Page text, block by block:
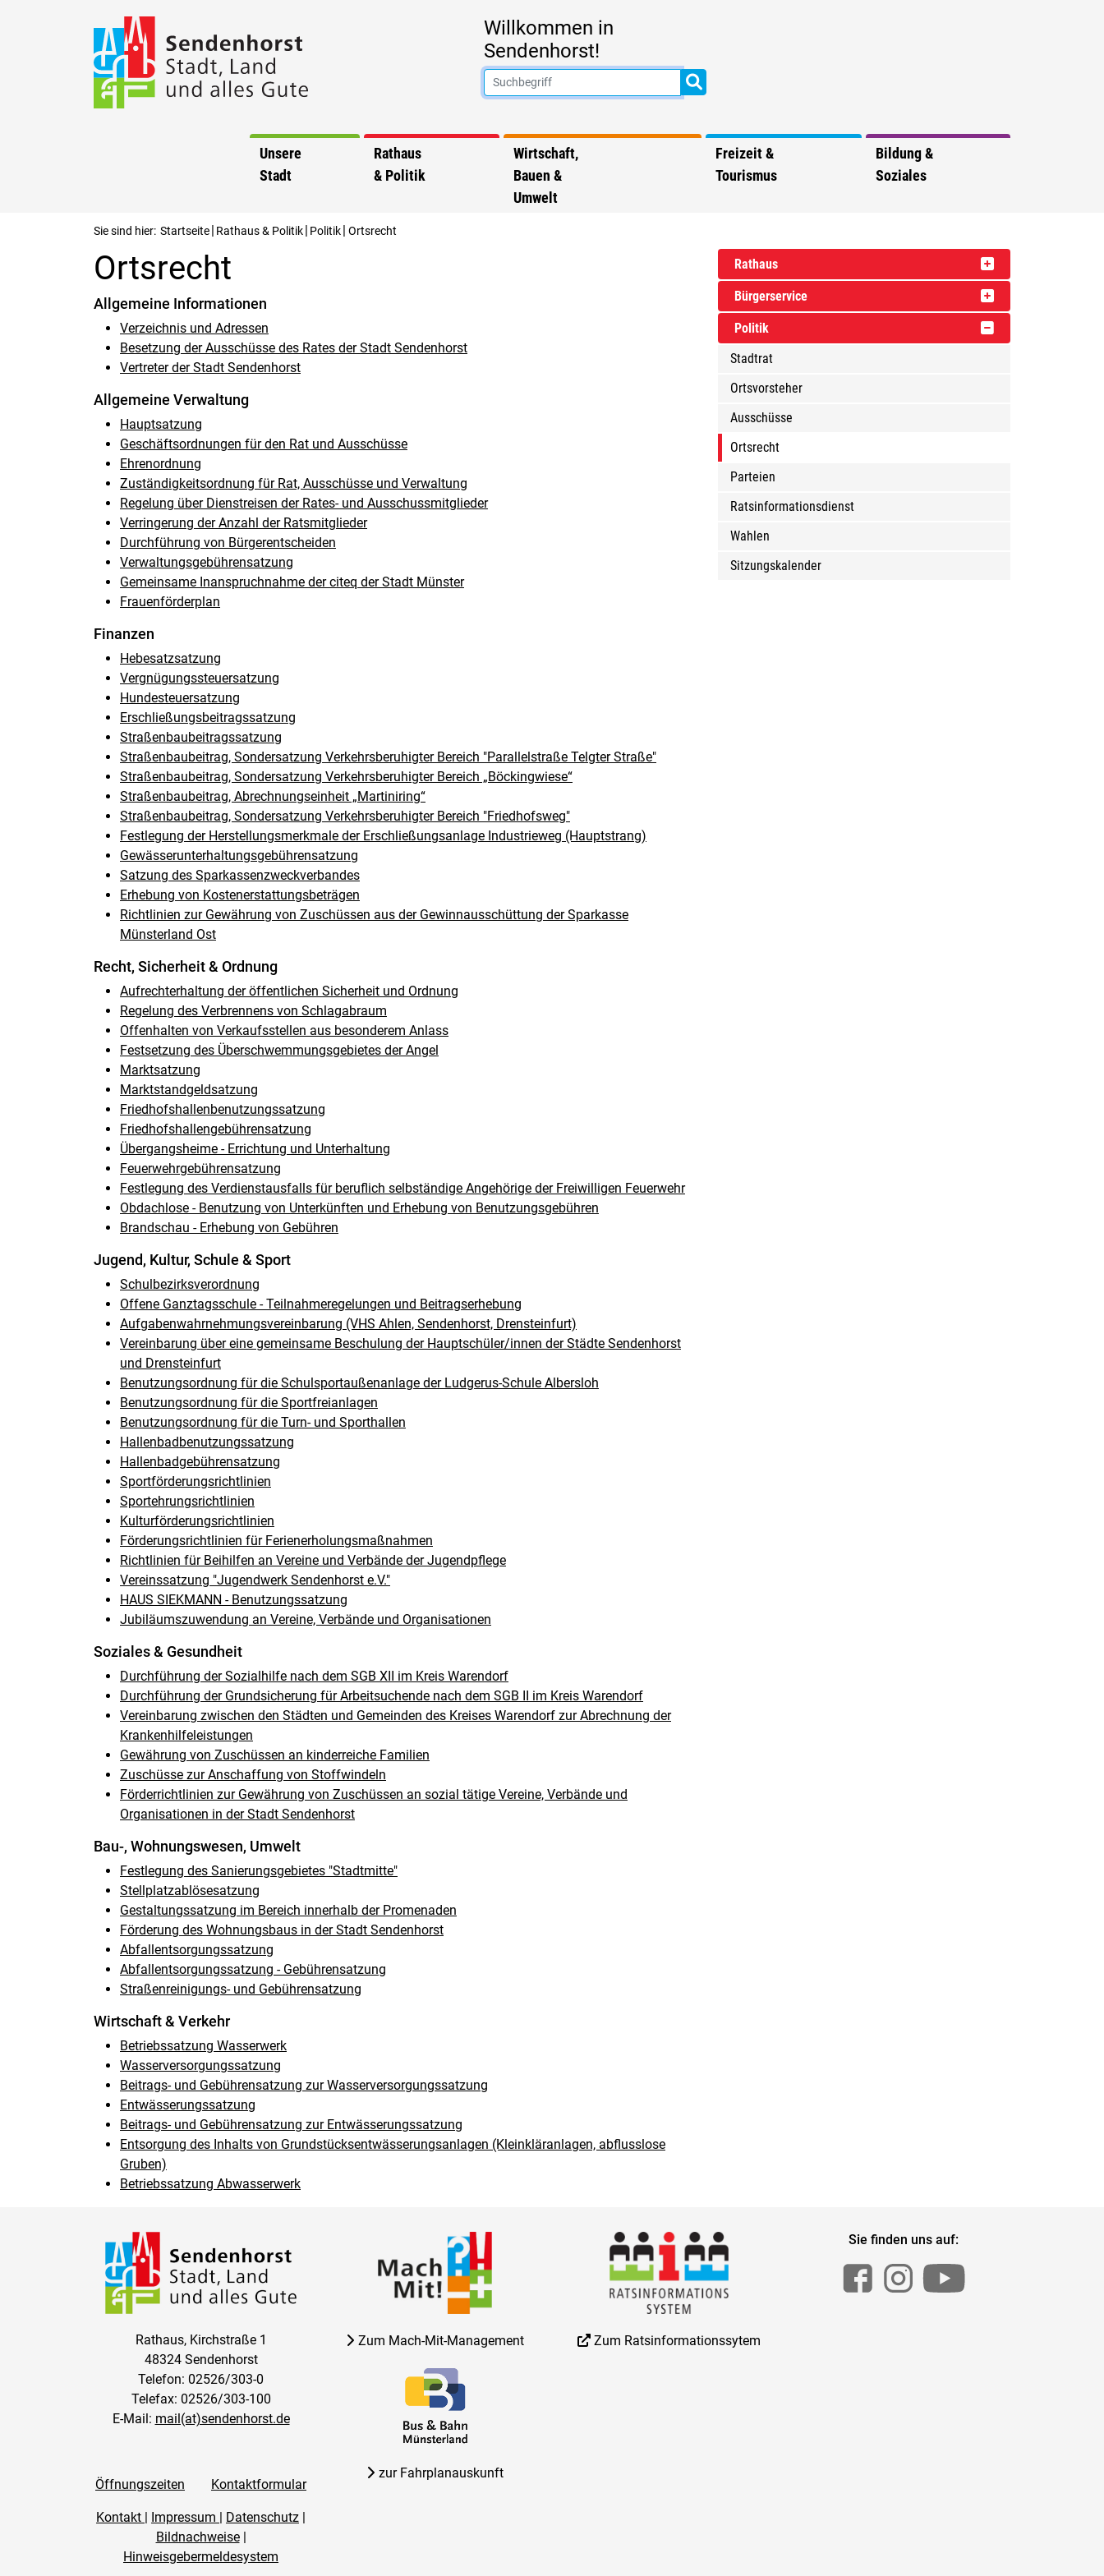
Willkommen in
Sendenhorst!
Unsere
Stadt
Rathaus
& Politik
Wirtschaft,
Bauen &
Umwelt
Freizeit &
Tourismus
Bildung &
Soziales
Sie sind hier: Startseite| Rathaus & Politik| Politik| Ortsrecht
Ortsrecht
Allgemeine Informationen
Verzeichnis und Adressen
Besetzung der Ausschüsse des Rates der Stadt Sendenhorst
Vertreter der Stadt Sendenhorst
Allgemeine Verwaltung
Hauptsatzung
Geschäftsordnungen für den Rat und Ausschüsse
Ehrenordnung
Zuständigkeitsordnung für Rat, Ausschüsse und Verwaltung
Regelung über Dienstreisen der Rates- und Ausschussmitglieder
Verringerung der Anzahl der Ratsmitglieder
Durchführung von Bürgerentscheiden
Verwaltungsgebührensatzung
Gemeinsame Inanspruchnahme der citeq der Stadt Münster
Frauenförderplan
Finanzen
Hebesatzsatzung
Vergnügungssteuersatzung
Hundesteuersatzung
Erschließungsbeitragssatzung
Straßenbaubeitragssatzung
Straßenbaubeitrag, Sondersatzung Verkehrsberuhigter Bereich "Parallelstraße Telgter Straße"
Straßenbaubeitrag, Sondersatzung Verkehrsberuhigter Bereich „Böckingwiese“
Straßenbaubeitrag, Abrechnungseinheit „Martiniring“
Straßenbaubeitrag, Sondersatzung Verkehrsberuhigter Bereich "Friedhofsweg"
Festlegung der Herstellungsmerkmale der Erschließungsanlage Industrieweg (Hauptstrang)
Gewässerunterhaltungsgebührensatzung
Satzung des Sparkassenzweckverbandes
Erhebung von Kostenerstattungsbeträgen
Richtlinien zur Gewährung von Zuschüssen aus der Gewinnausschüttung der Sparkasse
Münsterland Ost
Recht, Sicherheit & Ordnung
Aufrechterhaltung der öffentlichen Sicherheit und Ordnung
Regelung des Verbrennens von Schlagabraum
Offenhalten von Verkaufsstellen aus besonderem Anlass
Festsetzung des Überschwemmungsgebietes der Angel
Marktsatzung
Marktstandgeldsatzung
Friedhofshallenbenutzungssatzung
Friedhofshallengebührensatzung
Übergangsheime - Errichtung und Unterhaltung
Feuerwehrgebührensatzung
Festlegung des Verdienstausfalls für beruflich selbständige Angehörige der Freiwilligen Feuerwehr
Obdachlose - Benutzung von Unterkünften und Erhebung von Benutzungsgebühren
Brandschau - Erhebung von Gebühren
Jugend, Kultur, Schule & Sport
Schulbezirksverordnung
Offene Ganztagsschule - Teilnahmeregelungen und Beitragserhebung
Aufgabenwahrnehmungsvereinbarung (VHS Ahlen, Sendenhorst, Drensteinfurt)
Vereinbarung über eine gemeinsame Beschulung der Hauptschüler/innen der Städte Sendenhorst
und Drensteinfurt
Benutzungsordnung für die Schulsportaußenanlage der Ludgerus-Schule Albersloh
Benutzungsordnung für die Sportfreianlagen
Benutzungsordnung für die Turn- und Sporthallen
Hallenbadbenutzungssatzung
Hallenbadgebührensatzung
Sportförderungsrichtlinien
Sportehrungsrichtlinien
Kulturförderungsrichtlinien
Förderungsrichtlinien für Ferienerholungsmaßnahmen
Richtlinien für Beihilfen an Vereine und Verbände der Jugendpflege
Vereinssatzung "Jugendwerk Sendenhorst e.V."
HAUS SIEKMANN - Benutzungssatzung
Jubiläumszuwendung an Vereine, Verbände und Organisationen
Soziales & Gesundheit
Durchführung der Sozialhilfe nach dem SGB XII im Kreis Warendorf
Durchführung der Grundsicherung für Arbeitsuchende nach dem SGB II im Kreis Warendorf
Vereinbarung zwischen den Städten und Gemeinden des Kreises Warendorf zur Abrechnung der
Krankenhilfeleistungen
Gewährung von Zuschüssen an kinderreiche Familien
Zuschüsse zur Anschaffung von Stoffwindeln
Förderrichtlinien zur Gewährung von Zuschüssen an sozial tätige Vereine, Verbände und
Organisationen in der Stadt Sendenhorst
Bau-, Wohnungswesen, Umwelt
Festlegung des Sanierungsgebietes "Stadtmitte"
Stellplatzablösesatzung
Gestaltungssatzung im Bereich innerhalb der Promenaden
Förderung des Wohnungsbaus in der Stadt Sendenhorst
Abfallentsorgungssatzung
Abfallentsorgungssatzung - Gebührensatzung
Straßenreinigungs- und Gebührensatzung
Wirtschaft & Verkehr
Betriebssatzung Wasserwerk
Wasserversorgungssatzung
Beitrags- und Gebührensatzung zur Wasserversorgungssatzung
Entwässerungssatzung
Beitrags- und Gebührensatzung zur Entwässerungssatzung
Entsorgung des Inhalts von Grundstücksentwässerungsanlagen (Kleinkläranlagen, abflusslose
Gruben)
Betriebssatzung Abwasserwerk
Rathaus
Bürgerservice
Politik
Stadtrat
Ortsvorsteher
Ausschüsse
Ortsrecht
Parteien
Ratsinformationsdienst
Wahlen
Sitzungskalender
Rathaus, Kirchstraße 1
48324 Sendenhorst
Telefon: 02526/303-0
Telefax: 02526/303-100
E-Mail: mail(at)sendenhorst.de
Öffnungszeiten Kontaktformular
Kontakt | Impressum | Datenschutz |
Bildnachweise|
Hinweisgebermeldesystem
Zum Mach-Mit-Management
zur Fahrplanauskunft
Zum Ratsinformationssytem
Sie finden uns auf: